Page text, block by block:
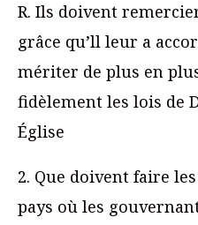
R. Ils doivent
grâce qu’ll leur a
mériter de plus en
fidèlement les lois de
Église
2. Que doivent faire
pays où les